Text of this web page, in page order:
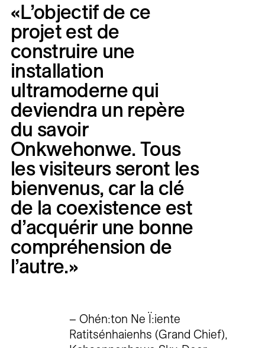
«L’objectif de ce
projet est de
construire une
installation
ultramoderne qui
deviendra un repère
du savoir
Onkwehonwe. Tous
les visiteurs seront les
bienvenus, car la clé
de la coexistence est
d’acquérir une bonne
compréhension de
l’autre.»
– Ohén:ton Ne Ï:iente
Ratitsénhaienhs (Grand Chief),